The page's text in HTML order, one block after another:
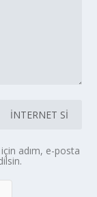
adım, e-posta